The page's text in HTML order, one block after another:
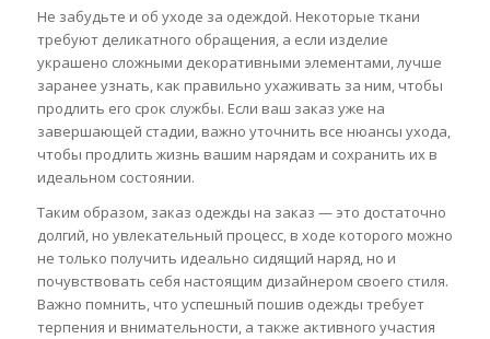
Не забудьте и об уходе за одеждой. Некоторые ткани
требуют деликатного обращения, а если изделие
украшено сложными декоративными элементами, лучше
заранее узнать, как правильно ухаживать за ним, чтобы
продлить его срок службы. Если ваш заказ уже на
завершающей стадии, важно уточнить все нюансы ухода,
чтобы продлить жизнь вашим нарядам и сохранить их в
идеальном состоянии.
Таким образом, заказ одежды на заказ — это достаточно
долгий, но увлекательный процесс, в ходе которого можно
не только получить идеально сидящий наряд, но и
почувствовать себя настоящим дизайнером своего стиля.
Важно помнить, что успешный пошив одежды требует
терпения и внимательности, а также активного участия